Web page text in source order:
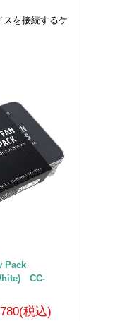
スを接続するケ
Pack
CC-
税込)